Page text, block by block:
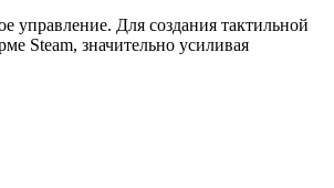
управление. Для создания тактильной
Steam, значительно усиливая